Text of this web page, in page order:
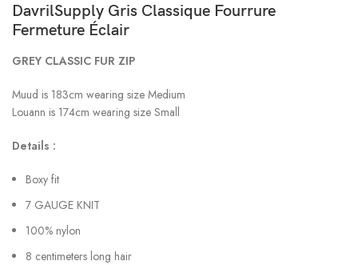
DavrilSupply Gris Classique Fourrure
Fermeture Éclair
GREY CLASSIC FUR ZIP
Muud is 183cm wearing size Medium
Louann is 174cm wearing size Small
Details :
Boxy fit
7 GAUGE KNIT
100% nylon
8 centimeters long hair